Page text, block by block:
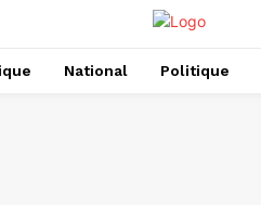
National Politique